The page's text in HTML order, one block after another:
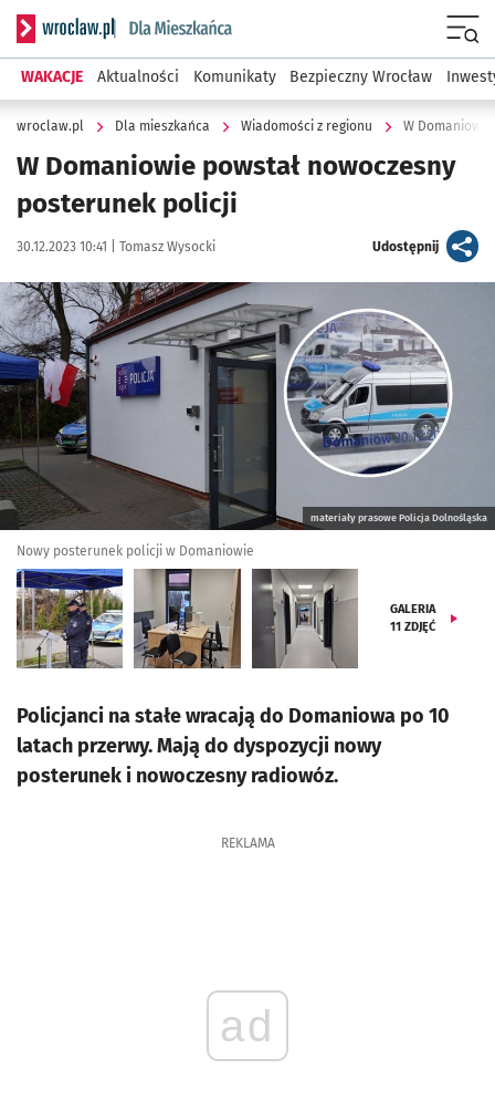
Serwis informacyjny wroclaw.pl podserwis: Dla mieszkańca
WAKACJE Aktualności Komunikaty Bezpieczny Wrocław
wroclaw.pl Dla mieszkańca Wiadomości z regionu W
W Domaniowie powstał nowoczesny
posterunek policji
Data publikacji:
30.12.2023 10:41 | Autor:
Tomasz Wysocki Udostępnijartykuł
Kliknij, aby zobaczyć galerię
materiały prasowe Policja Dolnośląska
Nowy posterunek policji w Domaniowie
GALERIA
11 ZDJĘĆ
Policjanci na stałe wracają do Domaniowa po 10
latach przerwy. Mają do dyspozycji nowy
posterunek i nowoczesny radiowóz.
REKLAMA
ad